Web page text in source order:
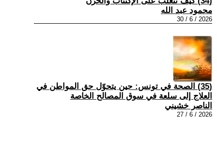
محمود عبد الله
2026 / 6 / 30
(35) الصحة في تونس: حين يتحوّل حق المواطن في
العلاج إلى سلعة في سوق المصالح الخاصة
الناصر خشيني
2026 / 6 / 27